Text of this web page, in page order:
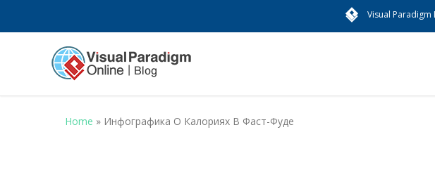
Visual Paradigm
Home » Инфографика О Калориях В Фаст-Фуде